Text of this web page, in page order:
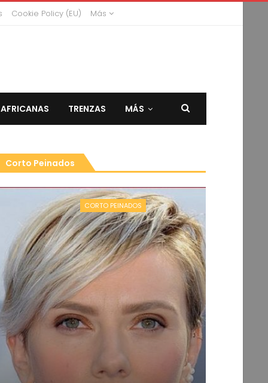
Cookie Policy (EU) Más
TRENZAS MÁS
Corto Peinados
CORTO PEINADOS